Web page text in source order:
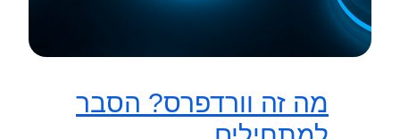
מה זה וורדפרס? הסבר